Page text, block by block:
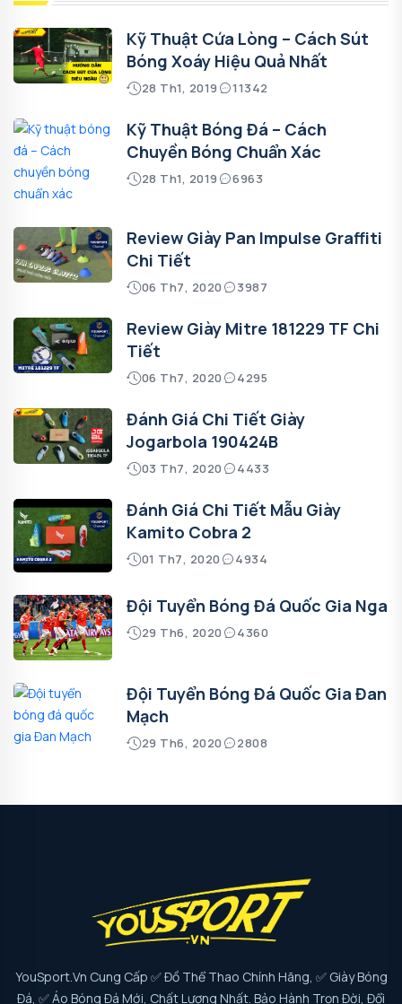
Kỹ Thuật Cứa Lòng – Cách Sút
Bóng Xoáy Hiệu Quả Nhất
28 Th1, 2019 11342
Kỹ Thuật Bóng Đá – Cách
Chuyền Bóng Chuẩn Xác
28 Th1, 2019 6963
Review Giày Pan Impulse Graffiti
Chi Tiết
06 Th7, 2020 3987
Review Giày Mitre 181229 TF Chi
Tiết
06 Th7, 2020 4295
Đánh Giá Chi Tiết Giày
Jogarbola 190424B
03 Th7, 2020 4433
Đánh Giá Chi Tiết Mẫu Giày
Kamito Cobra 2
01 Th7, 2020 4934
Đội Tuyển Bóng Đá Quốc Gia Nga
29 Th6, 2020 4360
Đội Tuyển Bóng Đá Quốc Gia Đan
Mạch
29 Th6, 2020 2808
YouSport.vn Cung Cấp ✅ Đồ Thể Thao Chính Hãng, ✅ Giày Bóng
Đá, ✅ Áo Bóng Đá Mới, Chất Lượng Nhất. Bảo Hành Trọn Đời, Đổi